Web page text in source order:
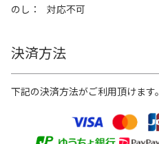
のし
対応不可
決済方法
下記の決済方法がご利用頂けます。